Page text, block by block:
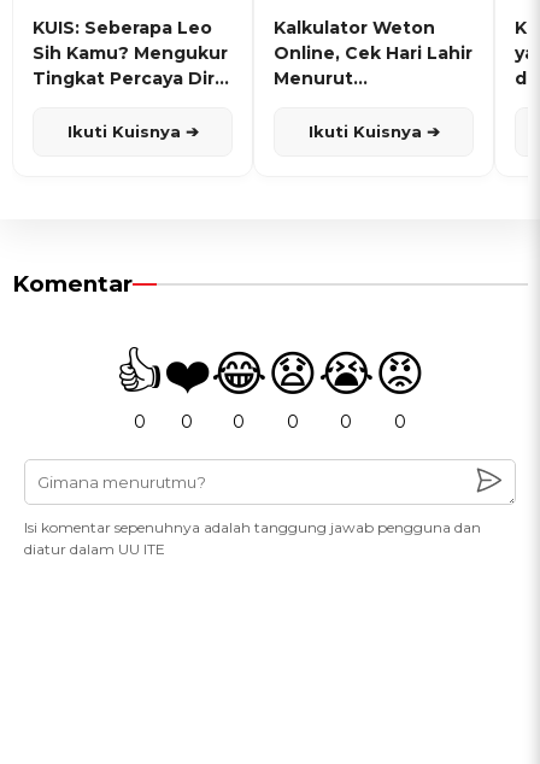
KUIS: Seberapa Leo
Sih Kamu? Mengukur
Tingkat Percaya Diri
Ikuti Kuisnya ➔
Kalkulator Weton
Online, Cek Hari Lahir
Menurut
Ikuti Kuisnya ➔
Komentar
👍
0
❤️
0
😂
0
😧
0
😭
0
😡
0
Isi komentar sepenuhnya adalah tanggung jawab pengguna dan
diatur dalam UU ITE